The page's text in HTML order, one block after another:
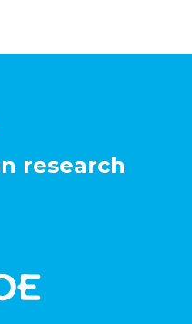
research